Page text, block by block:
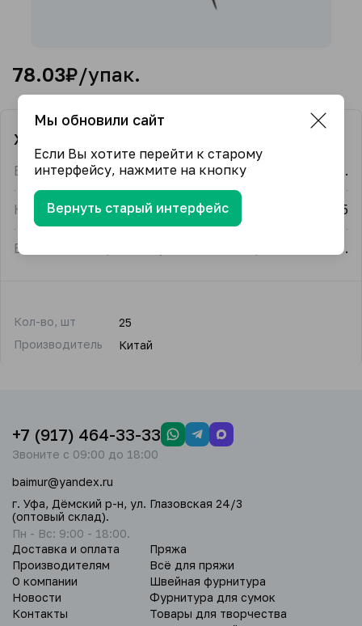
78.03₽/упак.
Характеристики
Единица измерения упак.
Количество в упаковке 25
Единица измерения в упаковке товара шт.
Кол-во, шт
25
Производитель
Китай
Доставка и оплата
Производителям
О компании
Новости
Контакты
Пряжа
Всё для пряжи
Швейная фурнитура
Фурнитура для сумок
Товары для творчества
+7 (917) 464-33-33
Звоните с 09:00 до 18:00
baimur@yandex.ru
г. Уфа, Дёмский р-н, ул. Глазовская 24/3
(оптовый склад).
Пн - Вс: 9:00 - 18:00.
Мы обновили сайт
Если Вы хотите перейти к старому
интерфейсу, нажмите на кнопку
Вернуть старый интерфейс